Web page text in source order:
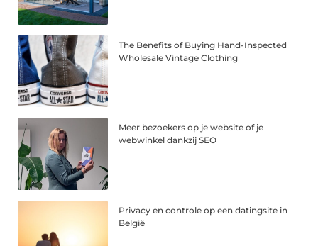
The Benefits of Buying Hand-Inspected
Wholesale Vintage Clothing
Meer bezoekers op je website of je
webwinkel dankzij SEO
Privacy en controle op een datingsite in
België